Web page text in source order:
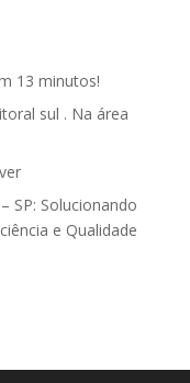
13 minutos!
sul . Na área
SP: Solucionando
e Qualidade